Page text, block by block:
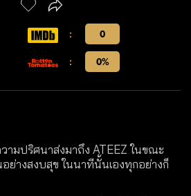
:
0
:
0%
ามปริศนาส่งมาถึง ATEEZ ในขณะ
ย่างสงบสุข ในนาทีนั้นเองทุกอย่างก็